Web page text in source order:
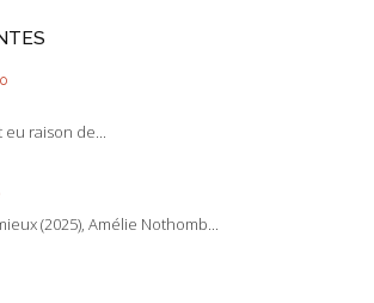
eu raison de...
(2025), Amélie Nothomb...